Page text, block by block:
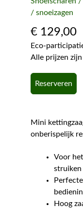
/ snoeizagen
€129,00
Eco-
Alle prijzen
Reserveren
Mini
onberispelijk
Voor
struiken
Hoog